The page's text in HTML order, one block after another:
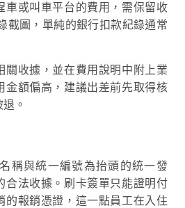
車或叫車平台的費用，需保留收
截圖，單純的銀行扣款紀錄通常
關收據，並在費用說明中附上業
金額偏高，建議出差前先取得核
。
稱與統一編號為抬頭的統一發
合法收據。刷卡簽單只能證明付
的報銷憑證，這一點員工在入住